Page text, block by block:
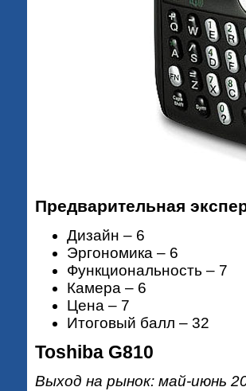
Предварительная
Дизайн – 6
Эргономика – 6
Функциональность – 7
Камера – 6
Цена – 7
Итоговый балл – 32
Toshiba G810
Выход на рынок: май-июнь